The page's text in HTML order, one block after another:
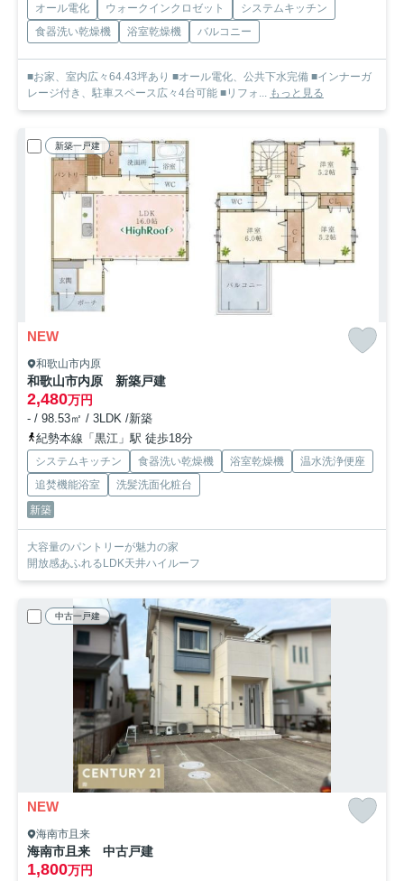
オール電化 ウォークインクロゼット
システムキッチン
食器洗い乾燥機
浴室乾燥機 バルコニー
■お家、室内広々64.43坪あり ■オール電化、公共下水完備 ■インナーガ
レージ付き、駐車スペース広々4台可能 ■リフォ... もっと見る
新築一戸建
NEW
和歌山市内原
和歌山市内原 新築戸建
2,480万円
- / 98.53㎡ / 3LDK /新築
紀勢本線「黒江」駅 徒歩18分
システムキッチン 食器洗い乾燥機 浴室乾燥機
温水洗浄便座
追焚機能浴室
洗髪洗面化粧台
新築
大容量のパントリーが魅力の家
開放感あふれるLDK天井ハイルーフ
中古一戸建
NEW
海南市且来
海南市且来 中古戸建
1,800万円